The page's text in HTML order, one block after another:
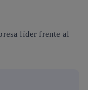
líder frente al